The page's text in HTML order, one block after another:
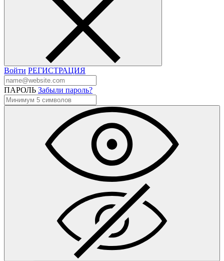
Войти РЕГИСТРАЦИЯ
ПАРОЛЬ Забыли пароль?